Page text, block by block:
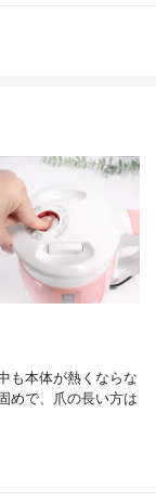
も本体が熱くならな
めで、爪の長い方は